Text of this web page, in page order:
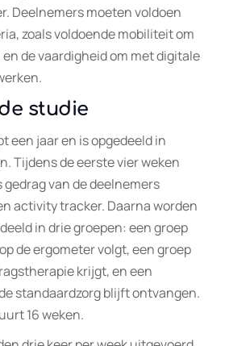
Deelnemers moeten voldoen
zoals voldoende mobiliteit om
de vaardigheid om met digitale
studie
een jaar en is opgedeeld in
Tijdens de eerste vier weken
van de deelnemers
activity tracker. Daarna worden
in drie groepen: een groep
de ergometer volgt, een groep
krijgt, en een
standaardzorg blijft ontvangen.
16 weken.